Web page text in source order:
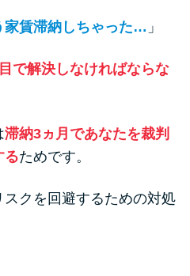
借りたい方向け
ツ
ーン診断
家賃滞納しちゃった… 」
で解決しなければならな
滞納3ヵ月であなたを裁判
るためです。
クを回避するための対処